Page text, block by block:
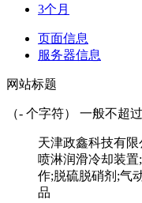
3个月
页面信息
服务器信息
网站标题
（- 个字符） 一般不超
天津政鑫科技有
喷淋润滑冷却装
作;脱硫脱硝剂;气
品